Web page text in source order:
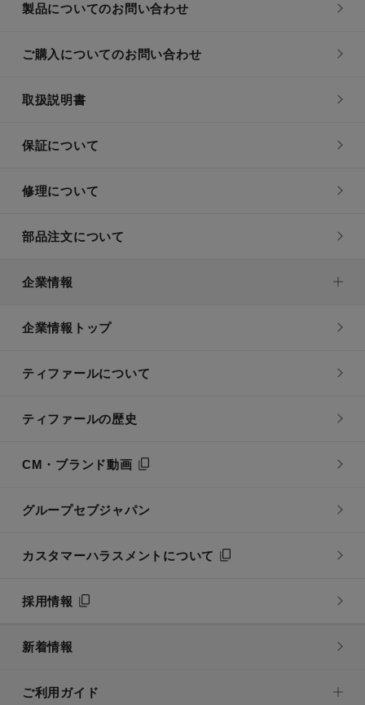
製品についてのお問い合わせ
ご購入についてのお問い合わせ
取扱説明書
保証について
修理について
部品注文について
企業情報
企業情報トップ
ティファールについて
ティファールの歴史
CM・ブランド動画
グループセブジャパン
カスタマーハラスメントについて
採用情報
新着情報
ご利用ガイド